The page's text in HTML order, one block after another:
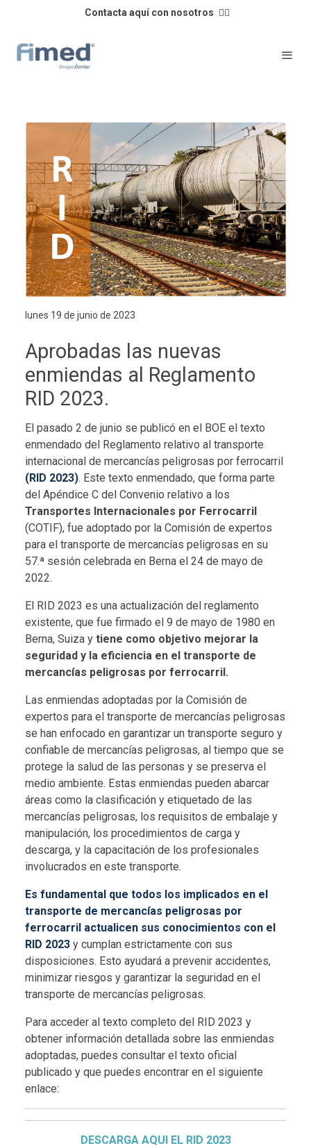
Contacta aquí con nosotros 👈🏼
lunes 19 de junio de 2023
Aprobadas las nuevas
enmiendas al Reglamento
RID 2023.
El pasado 2 de junio se publicó en el BOE el texto
enmendado del Reglamento relativo al transporte
internacional de mercancías peligrosas por ferrocarril
(RID 2023). Este texto enmendado, que forma parte
del Apéndice C del Convenio relativo a los
Transportes Internacionales por Ferrocarril
(COTIF), fue adoptado por la Comisión de expertos
para el transporte de mercancías peligrosas en su
57.ª sesión celebrada en Berna el 24 de mayo de
2022.
El RID 2023 es una actualización del reglamento
existente, que fue firmado el 9 de mayo de 1980 en
Berna, Suiza y tiene como objetivo mejorar la
seguridad y la eficiencia en el transporte de
mercancías peligrosas por ferrocarril.
Las enmiendas adoptadas por la Comisión de
expertos para el transporte de mercancías peligrosas
se han enfocado en garantizar un transporte seguro y
confiable de mercancías peligrosas, al tiempo que se
protege la salud de las personas y se preserva el
medio ambiente. Estas enmiendas pueden abarcar
áreas como la clasificación y etiquetado de las
mercancías peligrosas, los requisitos de embalaje y
manipulación, los procedimientos de carga y
descarga, y la capacitación de los profesionales
involucrados en este transporte.
Es fundamental que todos los implicados en el
transporte de mercancías peligrosas por
ferrocarril actualicen sus conocimientos con el
RID 2023 y cumplan estrictamente con sus
disposiciones. Esto ayudará a prevenir accidentes,
minimizar riesgos y garantizar la seguridad en el
transporte de mercancías peligrosas.
Para acceder al texto completo del RID 2023 y
obtener información detallada sobre las enmiendas
adoptadas, puedes consultar el texto oficial
publicado y que puedes encontrar en el siguiente
enlace:
DESCARGA AQUI EL RID 2023